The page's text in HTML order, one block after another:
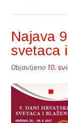
svetaca
blaženika
(1.
–
Dan
sv.
Marka
Najava
svetaca
Objavljeno 10.